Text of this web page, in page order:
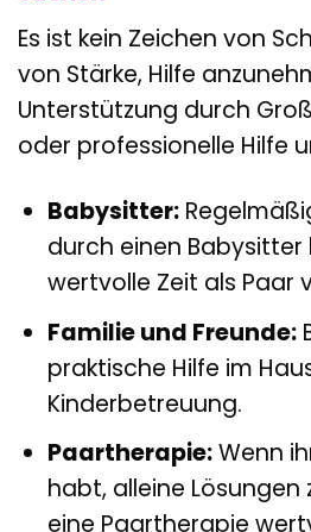
Es ist kein Zeichen von
von Stärke, Hilfe
Unterstützung durch
oder professionelle Hilfe
Babysitter:
durch einen Babysitter
wertvolle Zeit als Paar
Familie und Freunde:
praktische Hilfe im
Kinderbetreuung.
Paartherapie:Wenn
habt, alleine Lösungen
eine Paartherapie